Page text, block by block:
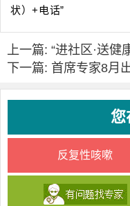
状）+电话”
上一篇: “进社区·送
下一篇: 首席专家8月
您
反复性咳嗽